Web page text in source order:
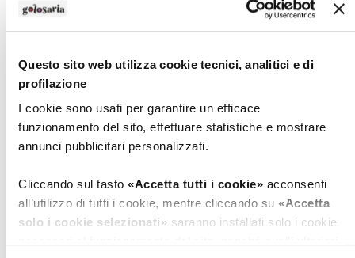
Questo sito web utilizza cookie tecnici, analitici e di
profilazione
I cookie sono usati per garantire un efficace
funzionamento del sito, effettuare statistiche e mostrare
annunci pubblicitari personalizzati.
Cliccando sul tasto «Accetta tutti i cookie» acconsenti
all’utilizzo di tutti i cookie, mentre cliccando su «Accetta
solo i cookie selezionati» saranno installati solo i cookie
Leaflet| ©OpenStreetMap
Contatti Orari
Indirizzo
via Rocca, 3
Morbegno (Sondrio)
Recapiti telefonici